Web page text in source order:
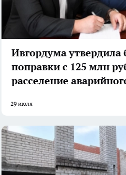
Ивгордума
поправки с 125 млн
расселение
29 июля